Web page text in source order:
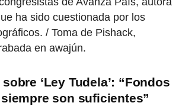
‘Ley Tudela’: “Fondos
son suficientes”